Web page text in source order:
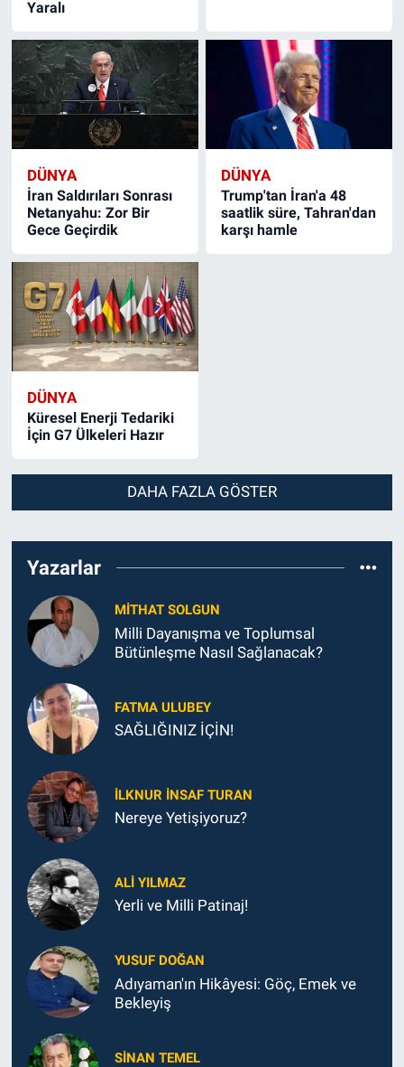
Yaralı
DÜNYA
İran Saldırıları Sonrası
Netanyahu: Zor Bir
Gece Geçirdik
DÜNYA
Trump'tan İran'a 48
saatlik süre, Tahran'dan
karşı hamle
DÜNYA
Küresel Enerji Tedariki
İçin G7 Ülkeleri Hazır
DAHA FAZLA GÖSTER
Yazarlar
MITHAT SOLGUN
Milli Dayanışma ve Toplumsal
Bütünleşme Nasıl Sağlanacak?
FATMA ULUBEY
SAĞLIĞINIZ İÇİN!
İLKNUR İNSAF TURAN
Nereye Yetişiyoruz?
ALI YILMAZ
Yerli ve Milli Patinaj!
YUSUF DOĞAN
Adıyaman'ın Hikâyesi: Göç, Emek ve
Bekleyiş
SINAN TEMEL